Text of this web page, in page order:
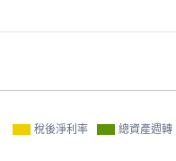
稅後淨利率 總資產週轉